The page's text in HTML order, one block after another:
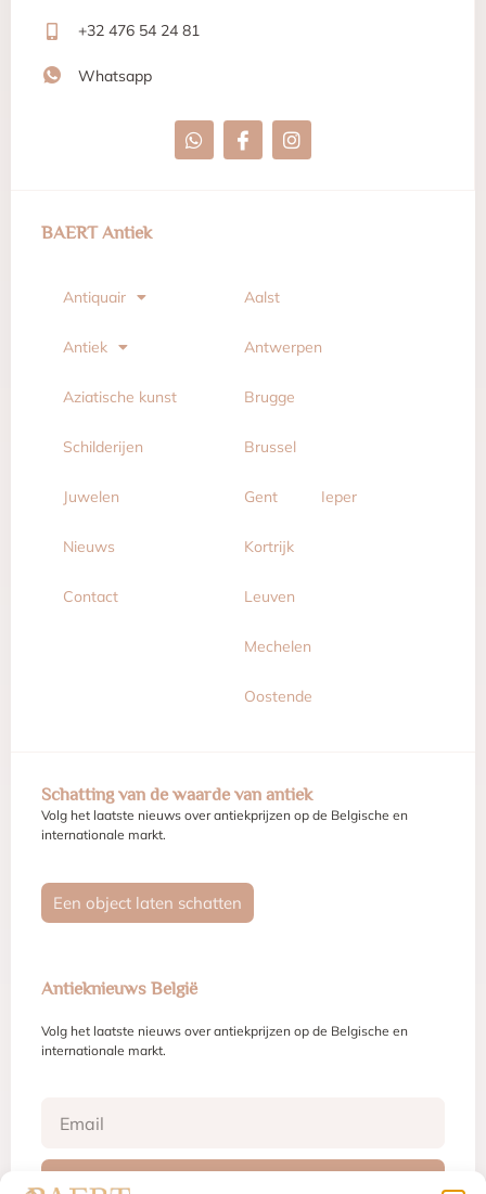
+32 476 54 24 81
Whatsapp
BAERT Antiek
Antiquair
Antiek
Aziatische kunst
Schilderijen
Juwelen
Nieuws
Contact
Aalst
Antwerpen
Brugge
Brussel
Gent Ieper
Kortrijk
Leuven
Mechelen
Oostende
Schatting van de waarde van antiek
Volg het laatste nieuws over antiekprijzen op de Belgische en
internationale markt.
Een object laten schatten
Antieknieuws België
Volg het laatste nieuws over antiekprijzen op de Belgische en
internationale markt.